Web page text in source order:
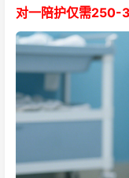
对一陪护仅需250-